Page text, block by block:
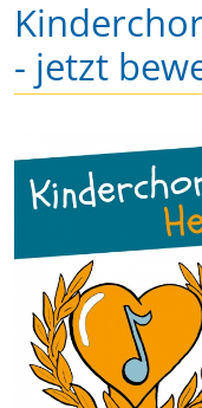
- jetzt